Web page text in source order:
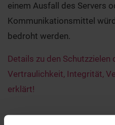
einem Ausfall des Servers
Kommunikationsmittel
bedroht werden.
Details zu den
Vertraulichkeit, Integrität,
erklärt!